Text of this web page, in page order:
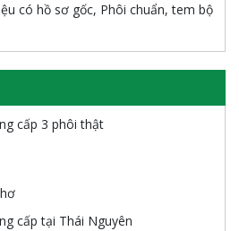
có hồ sơ gốc, Phôi chuẩn, tem bộ
cấp 3 phôi thật
cấp tại Thái Nguyên